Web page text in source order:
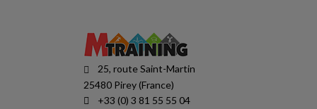
25, route Saint-Martin
25480 Pirey (France)
+33 (0) 3 81 55 55 04